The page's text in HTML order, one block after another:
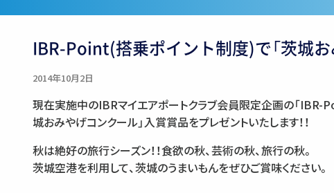
IBR-Point(搭乗ポイント制度)で「茨城お
2014年10月2日
現在実施中のIBRマイエアポートクラブ会員限定企画の「IBR-
城おみやげコンクール」入賞賞品をプレゼントいたします！！
秋は絶好の旅行シーズン！！食欲の秋、芸術の秋、旅行の秋。
茨城空港を利用して、茨城のうまいもんをぜひご賞味ください。